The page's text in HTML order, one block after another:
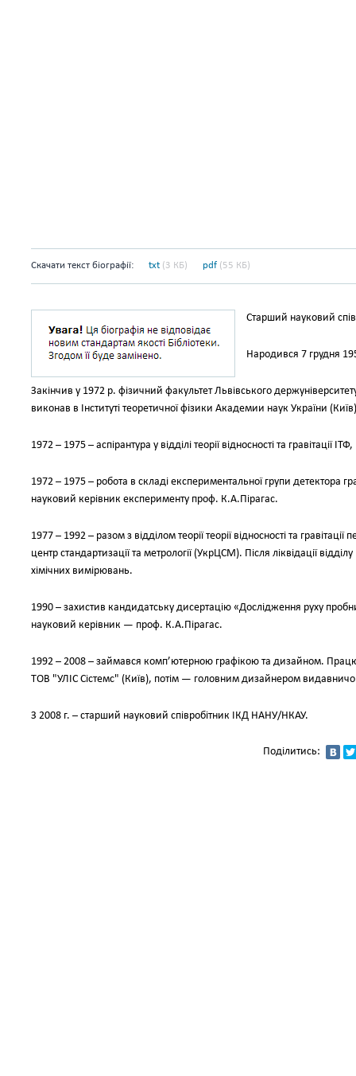
Скачати текст біографії: txt (3 КБ) pdf (55 КБ)
Старший науковий
Народився 7 грудня
Закінчив у 1972 р. фізичний факультет Львівського
виконав в Інституті теоретичної фізики Академии наук України
1972 – 1975 – аспірантура у відділі теорії відносності та гравітації
1972 – 1975 – робота в складі експериментальної групи детектора
науковий керівник експерименту проф. К.А.Пірагас.
1977 – 1992 – разом з відділом теорії теорії відносності та
центр стандартизації та метрології (УкрЦСМ). Після ліквідації
хімічних вимірювань.
1990 – захистив кандидатську дисертацію «Дослідження руху
науковий керівник — проф. К.А.Пірагас.
1992 – 2008 – займався комп’ютерною графікою та дизайном.
ТОВ "УЛІС Сістемс" (Київ), потім — головним дизайнером
З 2008 г. – старший науковий співробітник ІКД НАНУ/НКАУ.
Поділитись: